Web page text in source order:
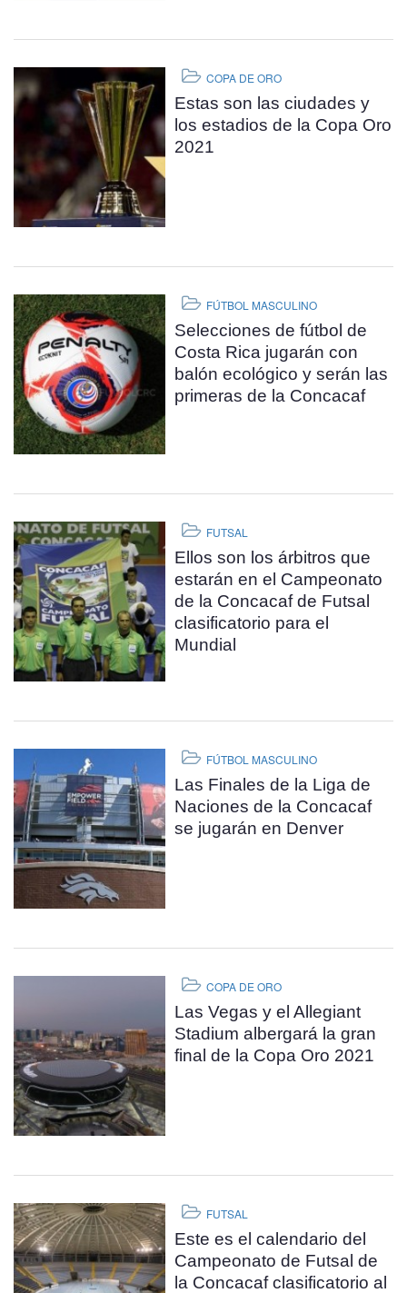
COPA DE ORO
Estas son las ciudades y
los estadios de la Copa Oro
2021
FÚTBOL MASCULINO
Selecciones de fútbol de
Costa Rica jugarán con
balón ecológico y serán las
primeras de la Concacaf
FUTSAL
Ellos son los árbitros que
estarán en el Campeonato
de la Concacaf de Futsal
clasificatorio para el
Mundial
FÚTBOL MASCULINO
Las Finales de la Liga de
Naciones de la Concacaf
se jugarán en Denver
COPA DE ORO
Las Vegas y el Allegiant
Stadium albergará la gran
final de la Copa Oro 2021
FUTSAL
Este es el calendario del
Campeonato de Futsal de
la Concacaf clasificatorio al